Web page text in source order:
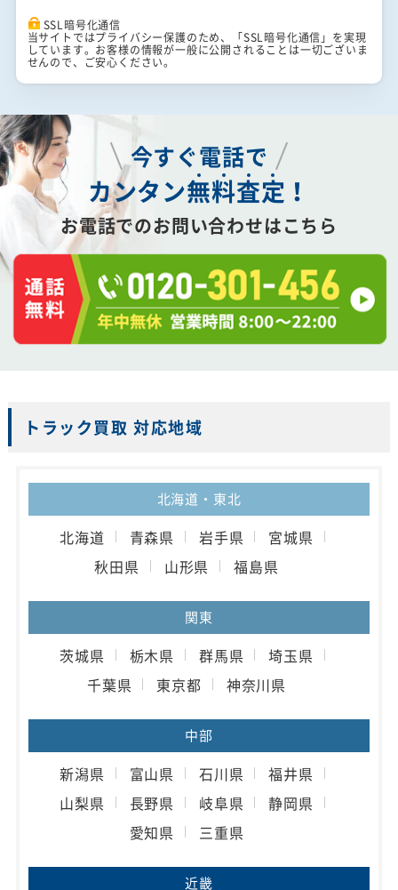
SSL暗号化通信
当サイトではプライバシー保護のため、「SSL暗号化通信」を実現
しています。お客様の情報が一般に公開されることは一切ございま
せんので、ご安心ください。
今すぐ電話で
カンタン無料査定 ！
お電話でのお問い合わせはこちら
トラック買取 対応地域
北海道・東北
北海道 青森県 岩手県
宮城県
秋田県
山形県 福島県
関東
茨城県 栃木県 群馬県
埼玉県
千葉県
東京都 神奈川県
中部
新潟県 富山県 石川県
福井県
山梨県
長野県 岐阜県
静岡県
愛知県
三重県
近畿